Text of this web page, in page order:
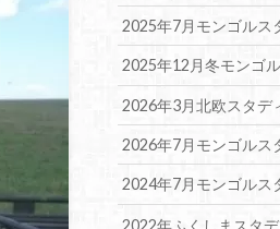
2025年7月モンゴルス
2025年12月冬モンゴ
2026年3月北欧スタデ
2026年7月モンゴルス
2024年7月モンゴルス
2022年ふくしまスタ